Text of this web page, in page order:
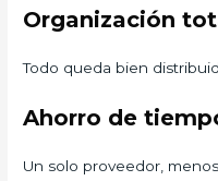
Organización
Todo queda bien
Ahorro de
Un solo proveedor,